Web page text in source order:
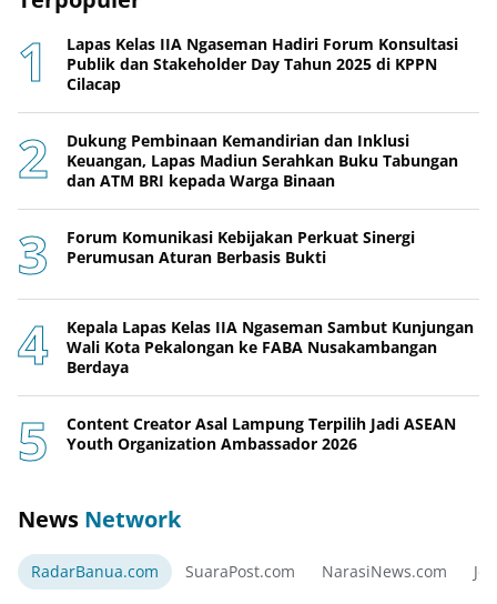
Lapas Kelas IIA Ngaseman Hadiri Forum Konsultasi
Publik dan Stakeholder Day Tahun 2025 di KPPN
Cilacap
Dukung Pembinaan Kemandirian dan Inklusi
Keuangan, Lapas Madiun Serahkan Buku Tabungan
dan ATM BRI kepada Warga Binaan
Forum Komunikasi Kebijakan Perkuat Sinergi
Perumusan Aturan Berbasis Bukti
Kepala Lapas Kelas IIA Ngaseman Sambut Kunjungan
Wali Kota Pekalongan ke FABA Nusakambangan
Berdaya
Content Creator Asal Lampung Terpilih Jadi ASEAN
Youth Organization Ambassador 2026
News Network
RadarBanua.com SuaraPost.com NarasiNews.com